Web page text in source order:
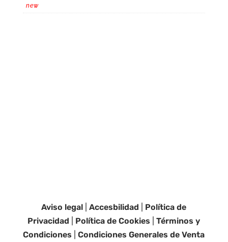
new
Aviso legal |Accesbilidad
Política de
Privacidad
Política de Cookies |Términos y
Condiciones |Condiciones Generales de Venta